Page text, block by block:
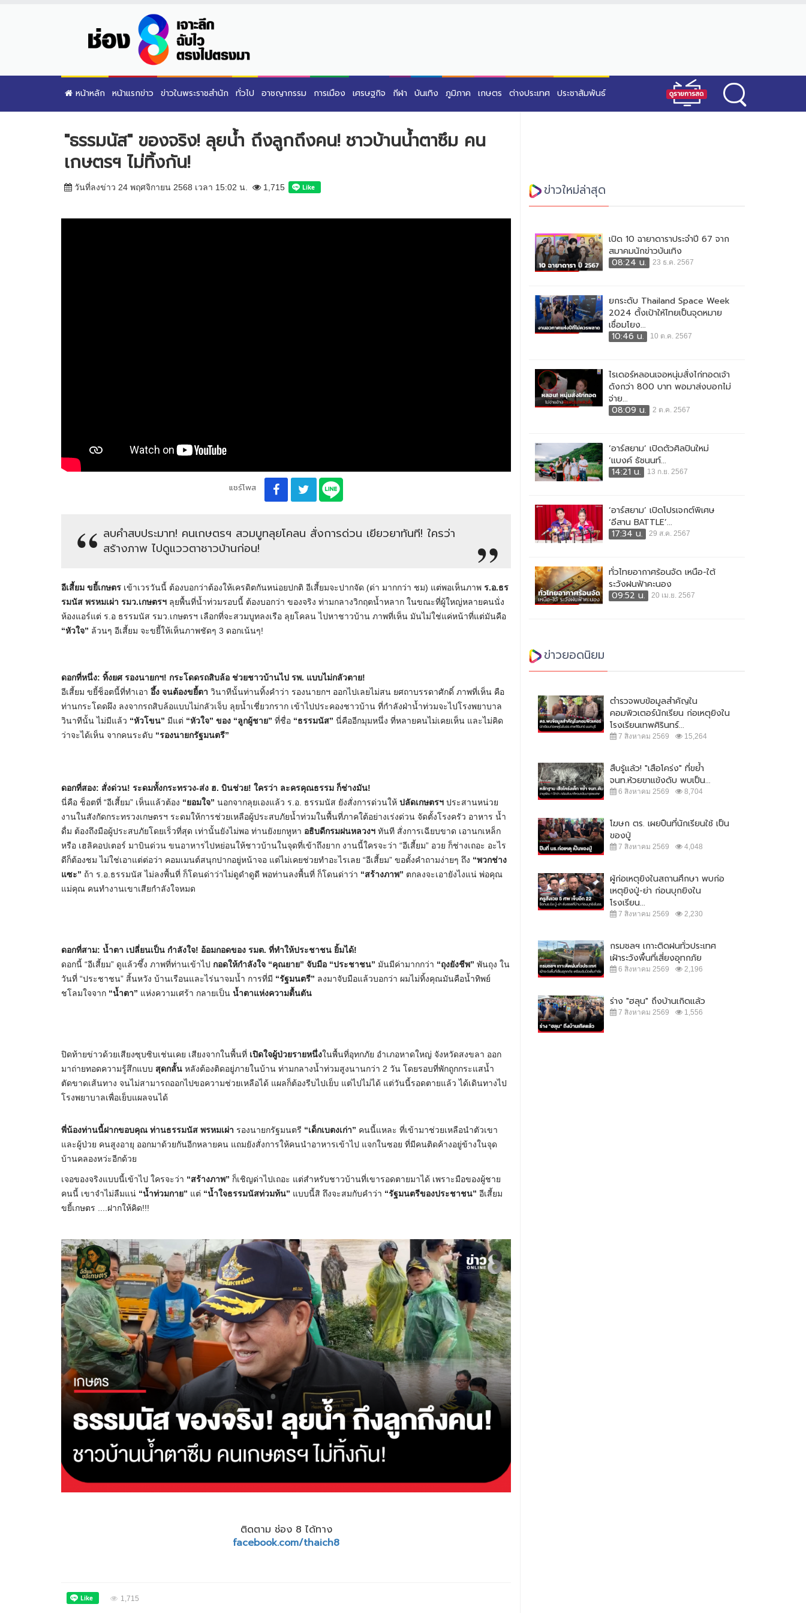
หน้าหลัก หน้าแรกข่าว ข่าวในพระราชสำนัก ทั่วไป อาชญากรรม การเมือง เศรษฐกิจ กีฬา บันเทิง ภูมิภาค เกษตร ต่างประเทศ ประชาสัมพันธ์
"ธรรมนัส" ของจริง! ลุยน้ำ ถึงลูกถึงคน! ชาวบ้านน้ำตาซึม คน
เกษตรฯ ไม่ทิ้งกัน!
วันที่ลงข่าว 24 พฤศจิกายน 2568 เวลา 15:02 น. 1,715
แชร์โพส
​ลบคำสบประมาท! คนเกษตรฯ สวมบูทลุยโคลน สั่งการด่วน เยียวยาทันที! ใครว่า
สร้างภาพ ไปดูแววตาชาวบ้านก่อน!
อีเสี้ยม ขยี้เกษตร เข้าเวรวันนี้ ต้องบอกว่าต้องให้เครดิตกันหน่อยปกติ อีเสี้ยมจะปากจัด (ด่า มากกว่า ชม) แต่พอเห็นภาพ ร.อ.ธร
รมนัส พรหมเผ่า รมว.เกษตรฯ ลุยพื้นที่น้ำท่วมรอบนี้ ต้องบอกว่า ของจริง ท่ามกลางวิกฤตน้ำหลาก ในขณะที่ผู้ใหญ่หลายคนนั่ง
ห้องแอร์แต่ ร.อ ธรรมนัส รมว.เกษตรฯ เลือกที่จะสวมบูทลงเรือ ลุยโคลน ไปหาชาวบ้าน ภาพที่เห็น มันไม่ใช่แค่หน้าที่แต่มันคือ
“หัวใจ” ล้วนๆ อีเสี้ยม จะขยี้ให้เห็นภาพชัดๆ 3 ดอกเน้นๆ!
ดอกที่หนึ่ง: ทิ้งยศ รองนายกฯ! กระโดดรถสิบล้อ ช่วยชาวบ้านไป รพ. แบบไม่กลัวตาย!
​อีเสี้ยม ขยี้ช็อตนี้ที่ทำเอา อึ้ง จนต้องขยี้ตา วินาทีนั้นท่านทิ้งคำว่า รองนายกฯ ออกไปเลยไม่สน ยศถาบรรดาศักดิ์ ภาพที่เห็น คือ
ท่านกระโดดผึง ลงจากรถสิบล้อแบบไม่กลัวเจ็บ ลุยน้ำเชี่ยวกราก เข้าไปประคองชาวบ้าน ที่กำลังฝ่าน้ำท่วมจะไปโรงพยาบาล
วินาทีนั้น ไม่มีแล้ว “หัวโขน” มีแต่ “หัวใจ” ของ “ลูกผู้ชาย” ที่ชื่อ “ธรรมนัส” นี่คืออีกมุมหนึ่ง ที่หลายคนไม่เคยเห็น และไม่คิด
ว่าจะได้เห็น จากคนระดับ “รองนายกรัฐมนตรี”
ดอกที่สอง: สั่งด่วน! ระดมทั้งกระทรวง-ส่ง ฮ. บินช่วย! ใครว่า ละครคุณธรรม ก็ช่างมัน!
​นี่คือ ช็อตที่ “อีเสี้ยม” เห็นแล้วต้อง “ยอมใจ” นอกจากลุยเองแล้ว ร.อ. ธรรมนัส ยังสั่งการด่วนให้ ปลัดเกษตรฯ ประสานหน่วย
งานในสังกัดกระทรวงเกษตรฯ ระดมให้การช่วยเหลือผู้ประสบภัยน้ำท่วมในพื้นที่ภาคใต้อย่างเร่งด่วน จัดตั้งโรงครัว อาหาร น้ำ
ดื่ม ต้องถึงมือผู้ประสบภัยโดยเร็วที่สุด เท่านั้นยังไม่พอ ท่านยังยกหูหา อธิบดีกรมฝนหลวงฯ ทันที สั่งการเฉียบขาด เอานกเหล็ก
หรือ เฮลิคอปเตอร์ มาบินด่วน ขนอาหารไปหย่อนให้ชาวบ้านในจุดที่เข้าถึงยาก งานนี้ใครจะว่า “อีเสี้ยม” อวย ก็ช่างเถอะ อะไร
ดีก็ต้องชม ไม่ใช่เอาแต่ต่อว่า คอมเมนต์สนุกปากอยู่หน้าจอ แต่ไม่เคยช่วยทำอะไรเลย “อีเสี้ยม” ขอตั้งคำถามง่ายๆ ถึง “พวกช่าง
แซะ” ถ้า ร.อ.ธรรมนัส ไม่ลงพื้นที่ ก็โดนด่าว่าไม่ดูดำดูดี พอท่านลงพื้นที่ ก็โดนด่าว่า “สร้างภาพ” ตกลงจะเอายังไงแน่ พ่อคุณ
แม่คุณ คนทำงานเขาเสียกำลังใจหมด
ดอกที่สาม: น้ำตา เปลี่ยนเป็น กำลังใจ! อ้อมกอดของ รมต. ที่ทำให้ประชาชน ยิ้มได้!
​ดอกนี้ “อีเสี้ยม” ดูแล้วซึ้ง ภาพที่ท่านเข้าไป กอดให้กำลังใจ “คุณยาย” จับมือ “ประชาชน” มันมีค่ามากกว่า “ถุงยังชีพ” พันถุง ใน
วันที่ “ประชาชน” สิ้นหวัง บ้านเรือนและไร่นาจมน้ำ การที่มี “รัฐมนตรี” ลงมาจับมือแล้วบอกว่า ผมไม่ทิ้งคุณมันคือน้ำทิพย์
ชโลมใจจาก “น้ำตา” แห่งความเศร้า กลายเป็น น้ำตาแห่งความตื้นตัน
ปิดท้ายข่าวด้วยเสียงซุบซิบเช่นเคย เสียงจากในพื้นที่ เปิดใจผู้ป่วยรายหนึ่งในพื้นที่อุทกภัย อำเภอหาดใหญ่ จังหวัดสงขลา ออก
มาถ่ายทอดความรู้สึกแบบ สุดกลั้น หลังต้องติดอยู่ภายในบ้าน ท่ามกลางน้ำท่วมสูงนานกว่า 2 วัน โดยรอบที่พักถูกกระแสน้ำ
ตัดขาดเส้นทาง จนไม่สามารถออกไปขอความช่วยเหลือได้ แผลก็ต้องรีบไปเย็บ แต่ไปไม่ได้ แต่วันนี้รอดตายแล้ว ได้เดินทางไป
โรงพยาบาลเพื่อเย็บแผลจนได้
พี่น้องท่านนี้ฝากขอบคุณ ท่านธรรมนัส พรหมเผ่า รองนายกรัฐมนตรี “เด็กเบตงเก่า” คนนี้แหละ ที่เข้ามาช่วยเหลือนำตัวเขา
และผู้ป่วย คนสูงอายุ ออกมาด้วยกันอีกหลายคน แถมยังสั่งการให้คนนำอาหารเข้าไป แจกในซอย ที่มีคนติดค้างอยู่ข้างในจุด
บ้านคลองหว่ะอีกด้วย
เจอของจริงแบบนี้เข้าไป ใครจะว่า “สร้างภาพ” ก็เชิญด่าไปเถอะ แต่สำหรับชาวบ้านที่เขารอดตายมาได้ เพราะมือของผู้ชาย
คนนี้ เขาจำไม่ลืมแน่ “น้ำท่วมกาย” แต่ “น้ำใจธรรมนัสท่วมท้น” แบบนี้สิ ถึงจะสมกับคำว่า “รัฐมนตรีของประชาชน” อีเสี้ยม
ขยี้เกษตร ....ฝากให้คิด!!!
ติดตาม ช่อง 8 ได้ทาง
facebook.com/thaich8
1,715
ข่าวใหม่ล่าสุด
เปิด 10 ฉายาดาราประจำปี 67 จาก
สมาคมนักข่าวบันเทิง
08:24 น.
23 ธ.ค. 2567
ยกระดับ Thailand Space Week
2024 ตั้งเป้าให้ไทยเป็นจุดหมาย
เชื่อมโยง...
10:46 น.
10 ต.ค. 2567
ไรเดอร์หลอนเจอหนุ่มสั่งไก่ทอดเจ้า
ดังกว่า 800 บาท พอมาส่งบอกไม่
จ่าย...
08:09 น.
2 ต.ค. 2567
‘อาร์สยาม’ เปิดตัวศิลปินใหม่
‘แบงค์ ธัชนนท์...
14:21 น.
13 ก.ย. 2567
‘อาร์สยาม’ เปิดโปรเจกต์พิเศษ
‘อีสาน BATTLE’...
17:34 น.
29 ส.ค. 2567
ทั่วไทยอากาศร้อนจัด เหนือ-ใต้
ระวังฝนฟ้าคะนอง
09:52 น.
20 เม.ย. 2567
ข่าวยอดนิยม
ตำรวจพบข้อมูลสำคัญใน
คอมพิวเตอร์นักเรียน ก่อเหตุยิงใน
โรงเรียนเทพศิรินทร์...
7 สิงหาคม 2569 15,264
สืบรู้แล้ว! "เสือโคร่ง" ที่ขย้ำ
จนท.ห้วยขาแข้งดับ พบเป็น...
6 สิงหาคม 2569 8,704
โฆษก ตร. เผยปืนที่นักเรียนใช้ เป็น
ของปู่
7 สิงหาคม 2569 4,048
ผู้ก่อเหตุยิงในสถานศึกษา พบก่อ
เหตุยิงปู่-ย่า ก่อนบุกยิงใน
โรงเรียน...
7 สิงหาคม 2569 2,230
กรมชลฯ เกาะติดฝนทั่วประเทศ
เฝ้าระวังพื้นที่เสี่ยงอุทกภัย
6 สิงหาคม 2569 2,196
ร่าง "ฮลุน" ถึงบ้านเกิดแล้ว
7 สิงหาคม 2569 1,556